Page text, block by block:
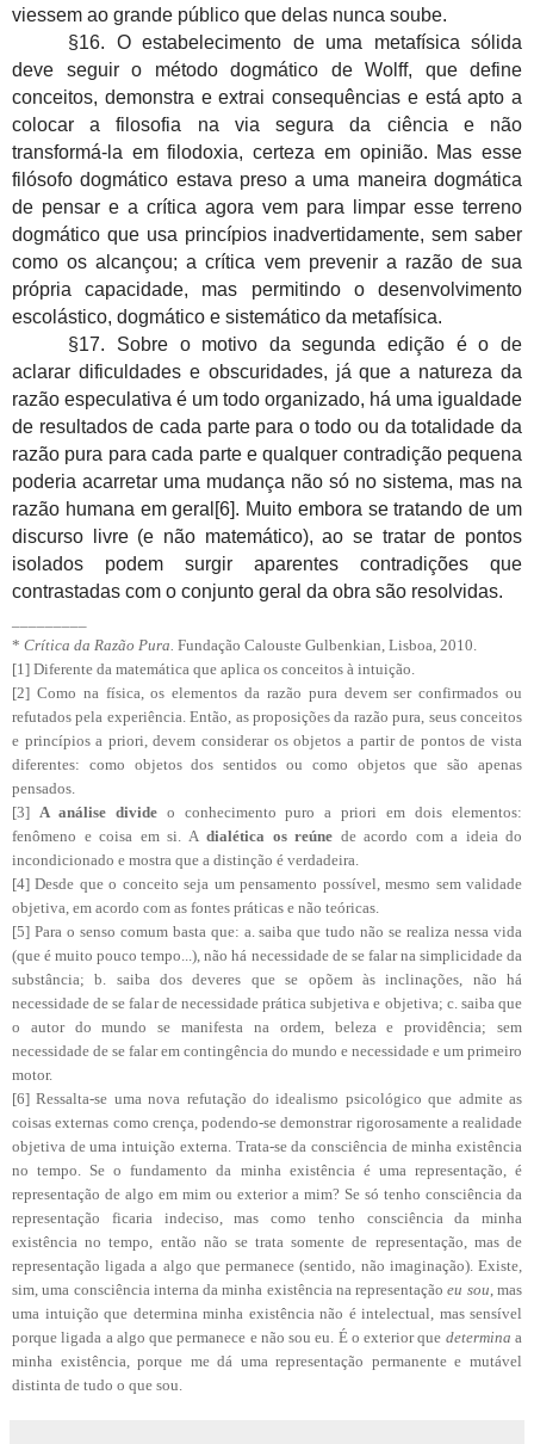
viessem ao grande público que delas nunca soube.
§16. O estabelecimento de uma metafísica sólida
deve seguir o método dogmático de Wolff, que define
conceitos, demonstra e extrai consequências e está apto a
colocar a filosofia na via segura da ciência e não
transformá-la em filodoxia, certeza em opinião. Mas esse
filósofo dogmático estava preso a uma maneira dogmática
de pensar e a crítica agora vem para limpar esse terreno
dogmático que usa princípios inadvertidamente, sem saber
como os alcançou; a crítica vem prevenir a razão de sua
própria capacidade, mas permitindo o desenvolvimento
escolástico, dogmático e sistemático da metafísica.
§17. Sobre o motivo da segunda edição é o de
aclarar dificuldades e obscuridades, já que a natureza da
razão especulativa é um todo organizado, há uma igualdade
de resultados de cada parte para o todo ou da totalidade da
razão pura para cada parte e qualquer contradição pequena
poderia acarretar uma mudança não só no sistema, mas na
razão humana em geral[6]. Muito embora se tratando de um
discurso livre (e não matemático), ao se tratar de pontos
isolados podem surgir aparentes contradições que
contrastadas com o conjunto geral da obra são resolvidas.
* Crítica da Razão Pura. Fundação Calouste Gulbenkian, Lisboa, 2010.
[1] Diferente da matemática que aplica os conceitos à intuição.
[2] Como na física, os elementos da razão pura devem ser confirmados ou
refutados pela experiência. Então, as proposições da razão pura, seus conceitos
e princípios a priori, devem considerar os objetos a partir de pontos de vista
diferentes: como objetos dos sentidos ou como objetos que são apenas
pensados.
[3] A análise divideo conhecimento puro a priori em dois elementos:
fenômeno e coisa em si. A dialética os reúne de acordo com a ideia do
incondicionado e mostra que a distinção é verdadeira.
[4] Desde que o conceito seja um pensamento possível, mesmo sem validade
objetiva, em acordo com as fontes práticas e não teóricas.
[5] Para o senso comum basta que: a. saiba que tudo não se realiza nessa vida
(que é muito pouco tempo...), não há necessidade de se falar na simplicidade da
substância; b. saiba dos deveres que se opõem às inclinações, não há
necessidade de se falar de necessidade prática subjetiva e objetiva; c. saiba que
o autor do mundo se manifesta na ordem, beleza e providência; sem
necessidade de se falar em contingência do mundo e necessidade e um primeiro
motor.
[6] Ressalta-se uma nova refutação do idealismo psicológico que admite as
coisas externas como crença, podendo-se demonstrar rigorosamente a realidade
objetiva de uma intuição externa. Trata-se da consciência de minha existência
no tempo. Se o fundamento da minha existência é uma representação, é
representação de algo em mim ou exterior a mim? Se só tenho consciência da
representação ficaria indeciso, mas como tenho consciência da minha
existência no tempo, então não se trata somente de representação, mas de
representação ligada a algo que permanece (sentido, não imaginação). Existe,
sim, uma consciência interna da minha existência na representaçãoeu sou , mas
uma intuição que determina minha existência não é intelectual, mas sensível
porque ligada a algo que permanece e não sou eu. É o exterior que determina a
minha existência, porque me dá uma representação permanente e mutável
distinta de tudo o que sou.